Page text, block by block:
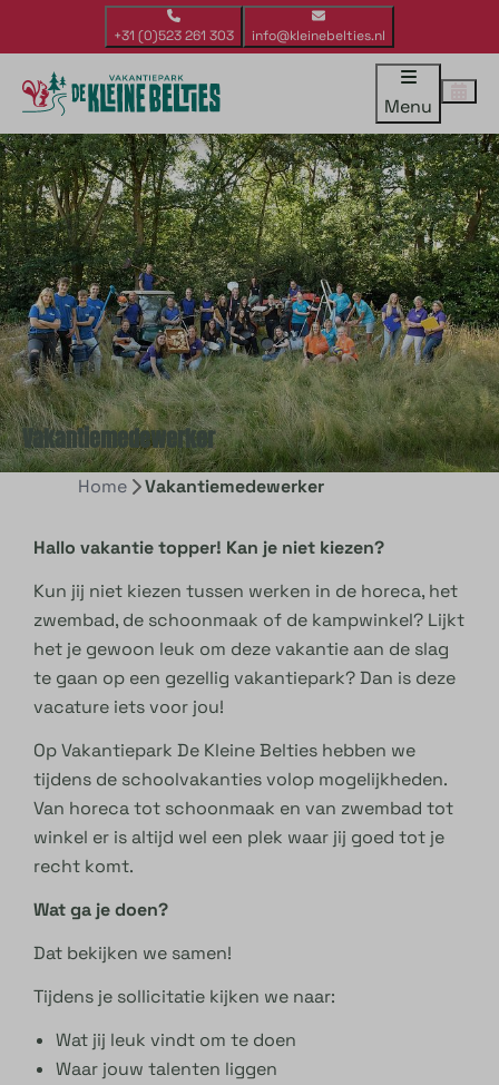
+31 (0)523 261 303 info@kleinebelties.nl
Menu
Vakantiemedewerker
Home Vakantiemedewerker
Hallo vakantie topper! Kan je niet kiezen?
Kun jij niet kiezen tussen werken in de horeca, het
zwembad, de schoonmaak of de kampwinkel? Lijkt
het je gewoon leuk om deze vakantie aan de slag
te gaan op een gezellig vakantiepark? Dan is deze
vacature iets voor jou!
Op Vakantiepark De Kleine Belties hebben we
tijdens de schoolvakanties volop mogelijkheden.
Van horeca tot schoonmaak en van zwembad tot
winkel er is altijd wel een plek waar jij goed tot je
recht komt.
Wat ga je doen?
Dat bekijken we samen!
Tijdens je sollicitatie kijken we naar:
Wat jij leuk vindt om te doen
Waar jouw talenten liggen